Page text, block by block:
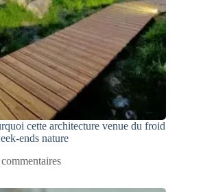
cette architecture venue du froid
ends nature